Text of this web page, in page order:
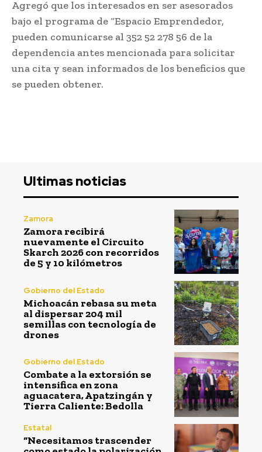
Agregó que los interesados en ser asesorados
bajo el programa de “Espacio Emprendedor,
pueden comunicarse al 352 52 278 56 de la
dependencia antes mencionada para solicitar
una cita y sean informados de los beneficios que
se pueden obtener.
Ultimas noticias
Zamora
Zamora recibirá
nuevamente el Circuito
Skarch 2026 con recorridos
de 5 y 10 kilómetros
Gobierno del Estado
Michoacán rebasa su meta
al dispersar 204 mil
semillas con tecnología de
drones
Gobierno del Estado
Combate a la extorsión se
intensifica en zona
aguacatera, Apatzingán y
Tierra Caliente: Bedolla
Estatal
“Necesitamos trascender